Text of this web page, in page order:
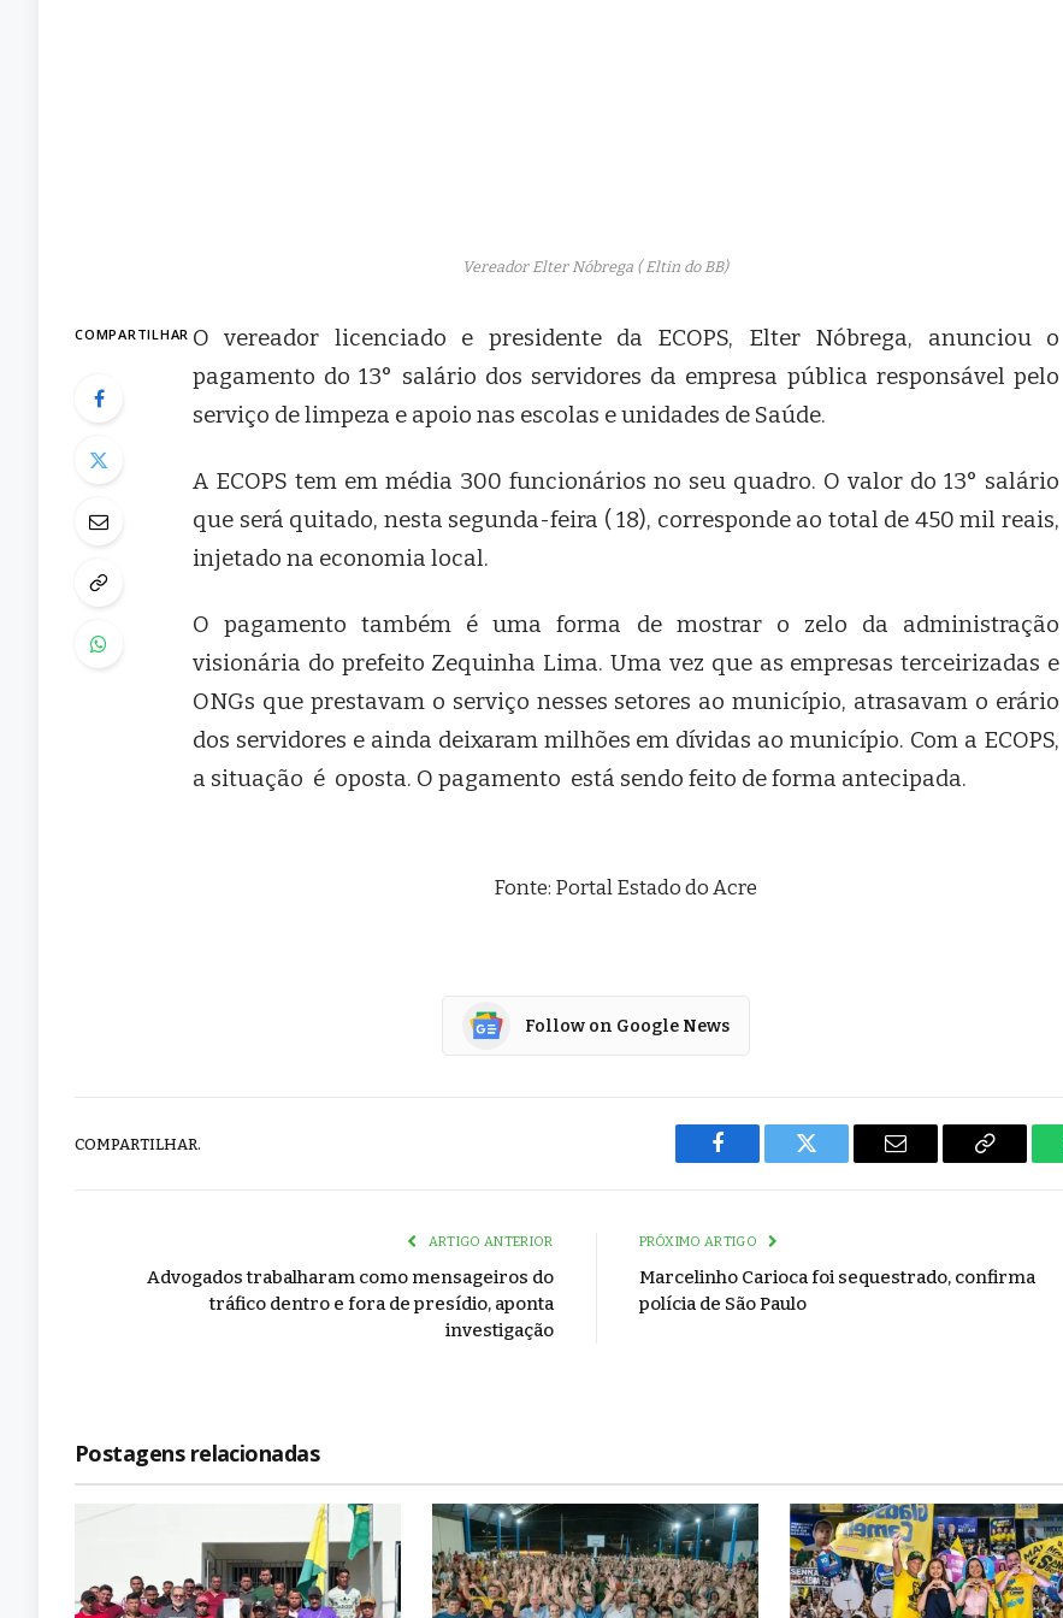
Vereador Elter Nóbrega ( Eltin do BB)
COMPARTILHAR O vereador licenciado e presidente da ECOPS, Elter Nóbrega, anunciou o
pagamento do 13° salário dos servidores da empresa pública responsável pelo
serviço de limpeza e apoio nas escolas e unidades de Saúde.
A ECOPS tem em média 300 funcionários no seu quadro. O valor do 13° salário
que será quitado, nesta segunda-feira ( 18), corresponde ao total de 450 mil reais,
injetado na economia local.
O pagamento também é uma forma de mostrar o zelo da administração
visionária do prefeito Zequinha Lima. Uma vez que as empresas terceirizadas e
ONGs que prestavam o serviço nesses setores ao município, atrasavam o erário
dos servidores e ainda deixaram milhões em dívidas ao município. Com a ECOPS,
a situação é oposta. O pagamento está sendo feito de forma antecipada.
Fonte: Portal Estado do Acre
Follow on Google News
COMPARTILHAR.
Facebook Twitter Email
Copy
ARTIGO ANTERIOR
Advogados trabalharam como mensageiros do
tráfico dentro e fora de presídio, aponta
investigação
PRÓXIMO ARTIGO
Marcelinho Carioca foi sequestrado, confirma
polícia de São Paulo
Postagens relacionadas